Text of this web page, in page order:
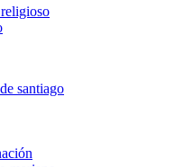
santiago